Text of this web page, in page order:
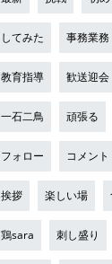
してみた 事務業務
教育指導 歓送迎会
一石二鳥 頑張る
フォロー コメント
挨拶 楽しい場
鶏sara 刺し盛り